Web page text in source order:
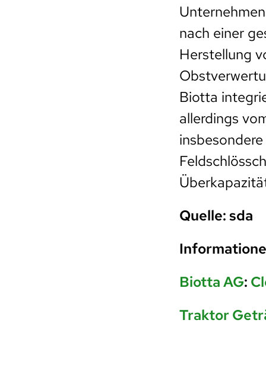
nach einer
Herstellung
Biotta
allerdings
Quelle: sda
Biotta AG:
Traktor